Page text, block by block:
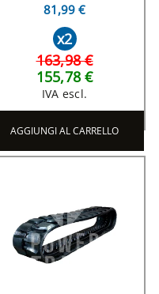
81,99 €
x2
163,98 €
155,78 €
IVA escl.
AGGIUNGI AL CARRELLO